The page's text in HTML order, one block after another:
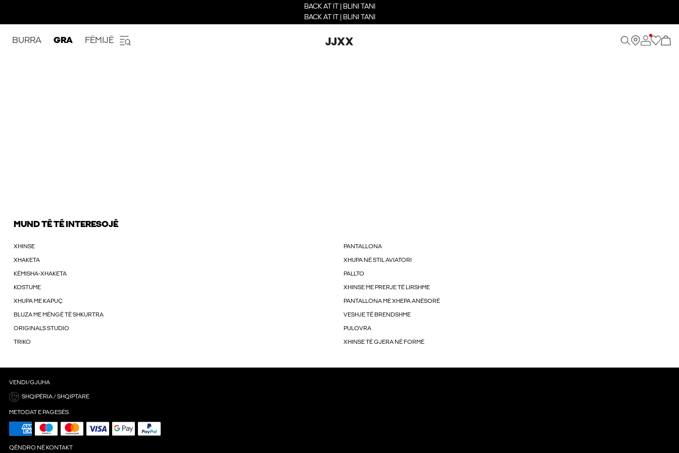
BACK AT IT | BLINI TANI
BACK AT IT | BLINI TANI
BURRA GRA FËMIJË
MUND TË TË INTERESOJË
XHINSE PANTALLONA
XHAKETA XHUPA NË STIL AVIATORI
KËMISHA-XHAKETA PALLTO
KOSTUME XHINSE ME PRERJE TË LIRSHME
XHUPA ME KAPUÇ PANTALLONA ME XHEPA ANËSORË
BLUZA ME MËNGË TË SHKURTRA VESHJE TË BRENDSHME
ORIGINALS STUDIO PULOVRA
TRIKO XHINSE TË GJERA NË FORMË
VENDI/GJUHA
SHQIPËRIA / SHQIPTARE
METODAT E PAGESËS
QËNDRO NË KONTAKT